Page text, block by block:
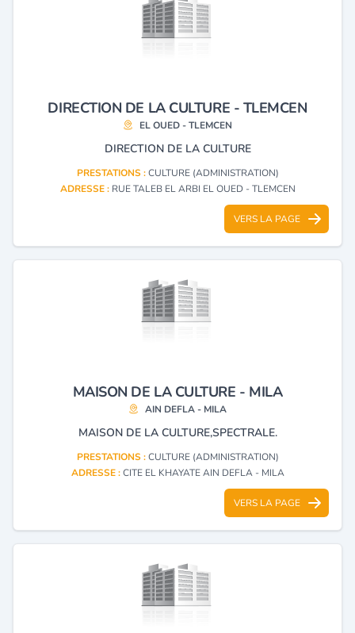
DIRECTION DE LA CULTURE - TLEMCEN
EL OUED - TLEMCEN
DIRECTION DE LA CULTURE
PRESTATIONS :CULTURE (ADMINISTRATION)
ADRESSE : RUE TALEB EL ARBI EL OUED - TLEMCEN
VERS LA PAGE
MAISON DE LA CULTURE - MILA
AIN DEFLA - MILA
MAISON DE LA CULTURE,SPECTRALE.
PRESTATIONS :CULTURE (ADMINISTRATION)
ADRESSE :CITE EL KHAYATE AIN DEFLA - MILA
VERS LA PAGE